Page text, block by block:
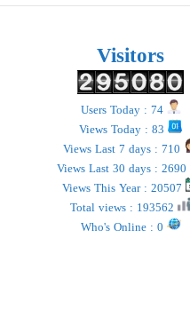
Visitors
Users Today : 74